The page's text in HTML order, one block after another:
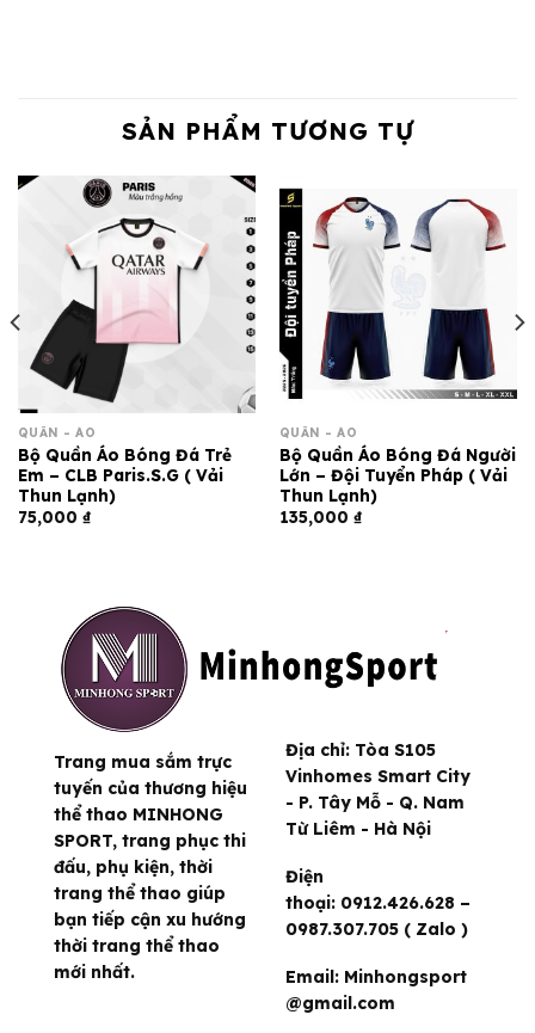
SẢN PHẨM TƯƠNG TỰ
QUẦN - ÁO
Bộ Quần Áo Bóng Đá Trẻ
Em – CLB Paris.S.G ( Vải
Thun Lạnh)
75,000 ₫
QUẦN - ÁO
Bộ Quần Áo Bóng Đá Người
Lớn – Đội Tuyển Pháp ( Vải
Thun Lạnh)
135,000 ₫
Trang mua sắm trực
tuyến của thương hiệu
thể thao MINHONG
SPORT, trang phục thi
đấu, phụ kiện, thời
trang thể thao giúp
bạn tiếp cận xu hướng
thời trang thể thao
mới nhất.
Địa chỉ: Tòa S105
Vinhomes Smart City
- P. Tây Mỗ - Q. Nam
Từ Liêm - Hà Nội
Điện
thoại: 0912.426.628 –
0987.307.705 ( Zalo )
Email: Minhongsport
@gmail.com